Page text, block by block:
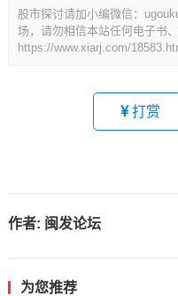
股市探讨请加小编微信：
场，请勿相信本站任何电子书
https://www.xiarj.com/
打赏
作者: 闽发论坛
为您推荐